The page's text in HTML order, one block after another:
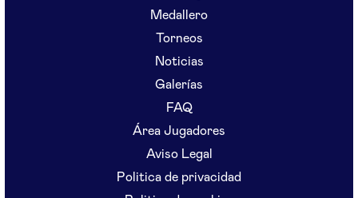
Medallero
Torneos
Noticias
Galerías
FAQ
Área Jugadores
Aviso Legal
Politica de privacidad